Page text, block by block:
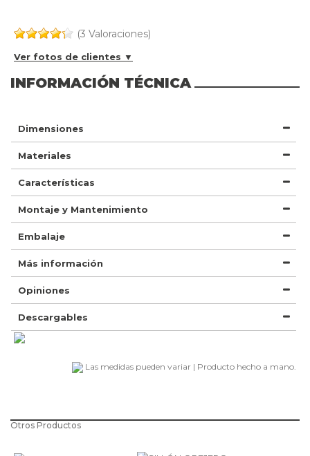
(3 Valoraciones)
Ver fotos de clientes ▼
INFORMACIÓN TÉCNICA
Dimensiones
Materiales
Características
Montaje y Mantenimiento
Embalaje
Más información
Opiniones
Descargables
Las medidas pueden variar | Producto hecho a mano.
Otros Productos